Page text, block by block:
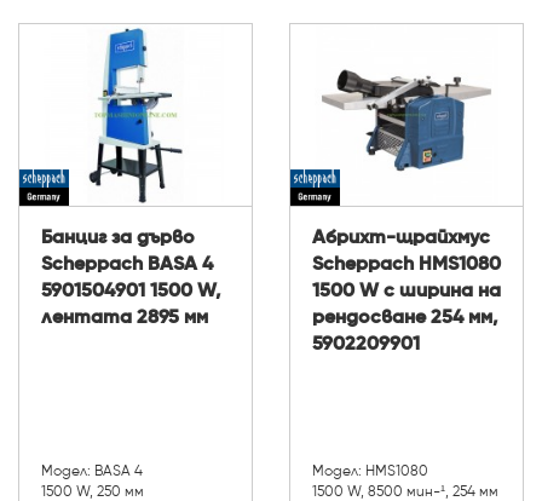
Банциг за дърво
Scheppach BASA 4
5901504901 1500 W,
лентата 2895 мм
Модел: BASA 4
1500 W, 250 мм
Абрихт-щрайхмус
Scheppach HMS1080
1500 W с ширина на
рендосване 254 мм,
5902209901
Модел: HMS1080
1500 W, 8500 мин-¹, 254 мм